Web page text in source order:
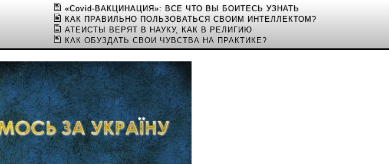
«Covid-ВАКЦИНАЦИЯ»: ВСЕ ЧТО ВЫ БОИТЕСЬ УЗНАТЬ
КАК ПРАВИЛЬНО ПОЛЬЗОВАТЬСЯ СВОИМ ИНТЕЛЛЕКТОМ?
АТЕИСТЫ ВЕРЯТ В НАУКУ, КАК В РЕЛИГИЮ
КАК ОБУЗДАТЬ СВОИ ЧУВСТВА НА ПРАКТИКЕ?